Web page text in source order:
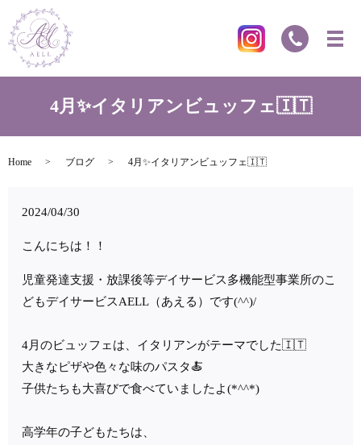
4月✨イタリアンビュッフェ🇮🇹
Home ブログ 4月✨イタリアンビュッフェ🇮🇹
2024/04/30
こんにちは！！
児童発達支援・放課後等デイサービス多機能型事業所のこ
どもデイサービスAELL （あえる）です(^^)/
4月のビュッフェは、イタリアンがテーマでした🇮🇹
大きなピザや色々な味のパスタ🍝
子供たちも大喜びで食べていましたよ(*^^*)
高学年の子どもたちは、